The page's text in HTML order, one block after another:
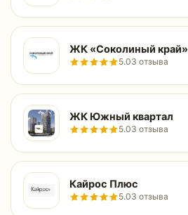
ЖК «Соколиный край»
5.03 отзыва
ЖК Южный квартал
5.03 отзыва
Кайрос Плюс
5.03 отзыва